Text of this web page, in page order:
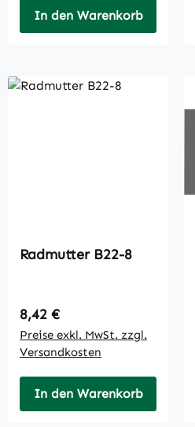
In den Warenkorb
Radmutter B22-8
Regulärer Preis:
8,42 €
Preise exkl. MwSt. zzgl.
Versandkosten
In den Warenkorb